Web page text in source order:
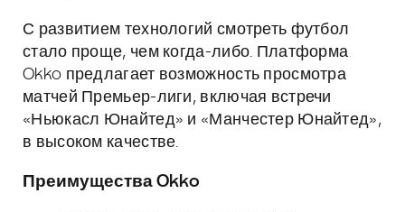
С развитием технологий смотреть футбол
стало проще, чем когда-либо. Платформа
Okko предлагает возможность просмотра
матчей Премьер-лиги, включая встречи
«Ньюкасл Юнайтед» и «Манчестер Юнайтед»,
в высоком качестве.
Преимущества Okko